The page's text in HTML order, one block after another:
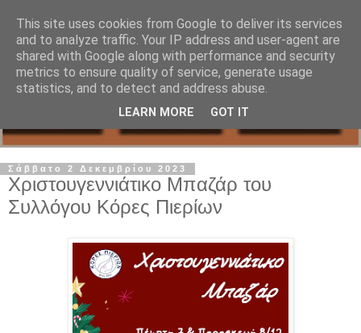
Σάββατο 2 Δεκεμβρίου 2023
Χριστουγεννιάτικο Μπαζάρ του
Συλλόγου Κόρες Πιερίων
This site uses cookies from Google to deliver its services
and to analyze traffic. Your IP address and user-agent are
shared with Google along with performance and security
metrics to ensure quality of service, generate usage
statistics, and to detect and address abuse.
LEARN MORE GOT IT